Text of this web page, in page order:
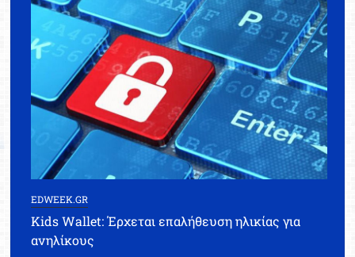
EDWEEK.GR
Kids Wallet: Έρχεται επαλήθευση ηλικίας για
ανηλίκους